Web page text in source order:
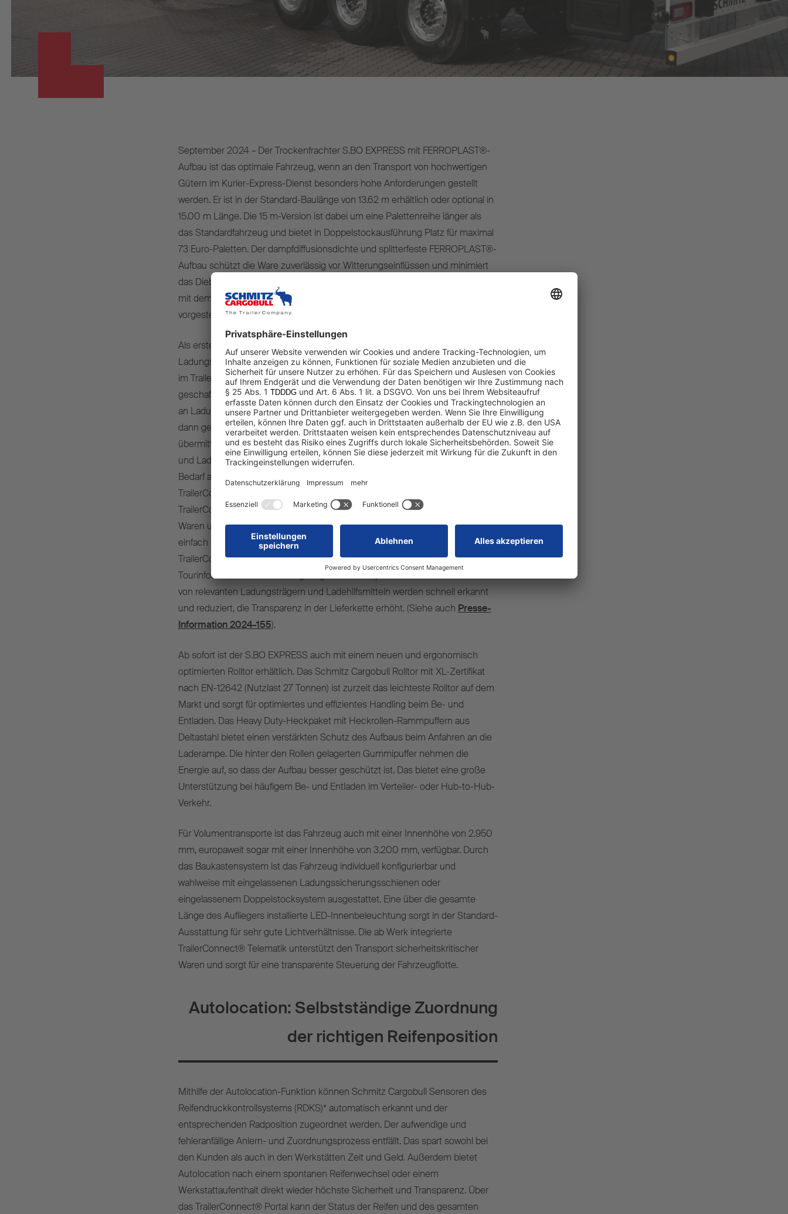
September 2024 – Der Trockenfrachter S.BO EXPRESS mit FERROPLAST®-
Aufbau ist das optimale Fahrzeug, wenn an den Transport von hochwertigen
Gütern im Kurier-Express-Dienst besonders hohe Anforderungen gestellt
werden. Er ist in der Standard-Baulänge von 13.62 m erhältlich oder optional in
15.00 m Länge. Die 15 m-Version ist dabei um eine Palettenreihe länger als
das Standardfahrzeug und bietet in Doppelstockausführung Platz für maximal
73 Euro-Paletten. Der dampfdiffusionsdichte und splitterfeste FERROPLAST®-
Aufbau schützt die Ware zuverlässig vor Witterungseinflüssen und minimiert
das Diebstahlrisiko. Auf der IAA TRANSPORTATION wird der S.BO EXPRESS
mit dem integrierten TrailerConnect® Ladungsträgertracking-System
vorgestellt.
Als erster OEM bietet Schmitz Cargobull diese Lösung direkt ab Werk an. Das
Ladungsträgertracking-System besteht aus einem Bluetooth-Empfänger, der
im Trailer installiert ist. Mithilfe des Empfängers wird eine Infrastruktur
geschaffen, mit der die Signale von Bluetooth-Tags* empfangen werden, die
an Ladungsträgern und Ladehilfsmitteln angebracht sind. Diese Daten werden
dann gesichert über die Telematikeinheit an das TrailerConnec®t Portal
übermittelt. Im TrailerConnect®-Portal können die erfassten Ladungsträger
und Ladehilfsmittel eingesehen, Meldungen konfiguriert und die Daten bei
Bedarf an Dritte über das TrailerConnect® Data Management Center und
TrailerConnect® TourTrack weitergeleitet werden. Das System ist vollständig in
TrailerConnect® integriert und sendet Alarmmeldungen, wenn geladene
Waren und die angehängten Tags zurückgelassen werden. Die Daten können
einfach über das TrailerConnect® Data Management Center und
TrailerConnect® TourTrack weitergeleitet werden, mit der Möglichkeit,
Tourinformationen und Ladungsträger zu verknüpfen. Verlust und Diebstahl
von relevanten Ladungsträgern und Ladehilfsmitteln werden schnell erkannt
und reduziert, die Transparenz in der Lieferkette erhöht. (Siehe auch Presse-
Information 2024-155).
Ab sofort ist der S.BO EXPRESS auch mit einem neuen und ergonomisch
optimierten Rolltor erhältlich. Das Schmitz Cargobull Rolltor mit XL-Zertifikat
nach EN-12642 (Nutzlast 27 Tonnen) ist zurzeit das leichteste Rolltor auf dem
Markt und sorgt für optimiertes und effizientes Handling beim Be- und
Entladen. Das Heavy Duty-Heckpaket mit Heckrollen-Rammpuffern aus
Deltastahl bietet einen verstärkten Schutz des Aufbaus beim Anfahren an die
Laderampe. Die hinter den Rollen gelagerten Gummipuffer nehmen die
Energie auf, so dass der Aufbau besser geschützt ist. Das bietet eine große
Unterstützung bei häufigem Be- und Entladen im Verteiler- oder Hub-to-Hub-
Verkehr.
Für Volumentransporte ist das Fahrzeug auch mit einer Innenhöhe von 2.950
mm, europaweit sogar mit einer Innenhöhe von 3.200 mm, verfügbar. Durch
das Baukastensystem ist das Fahrzeug individuell konfigurierbar und
wahlweise mit eingelassenen Ladungssicherungsschienen oder
eingelassenem Doppelstocksystem ausgestattet. Eine über die gesamte
Länge des Aufliegers installierte LED-Innenbeleuchtung sorgt in der Standard-
Ausstattung für sehr gute Lichtverhältnisse. Die ab Werk integrierte
TrailerConnect® Telematik unterstützt den Transport sicherheitskritischer
Waren und sorgt für eine transparente Steuerung der Fahrzeugflotte.
Autolocation: Selbstständige Zuordnung
der richtigen Reifenposition
Mithilfe der Autolocation-Funktion können Schmitz Cargobull Sensoren des
Reifendruckkontrollsystems (RDKS)* automatisch erkannt und der
entsprechenden Radposition zugeordnet werden. Der aufwendige und
fehleranfällige Anlern- und Zuordnungsprozess entfällt. Das spart sowohl bei
den Kunden als auch in den Werkstätten Zeit und Geld. Außerdem bietet
Autolocation nach einem spontanen Reifenwechsel oder einem
Werkstattaufenthalt direkt wieder höchste Sicherheit und Transparenz. Über
das TrailerConnect® Portal kann der Status der Reifen und des gesamten